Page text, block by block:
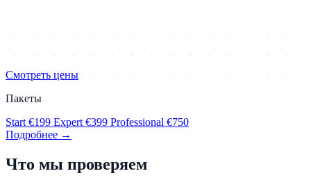
Смотреть цены
Пакеты
Start €199 Expert €399 Professional €750
Подробнее →
Что мы проверяем